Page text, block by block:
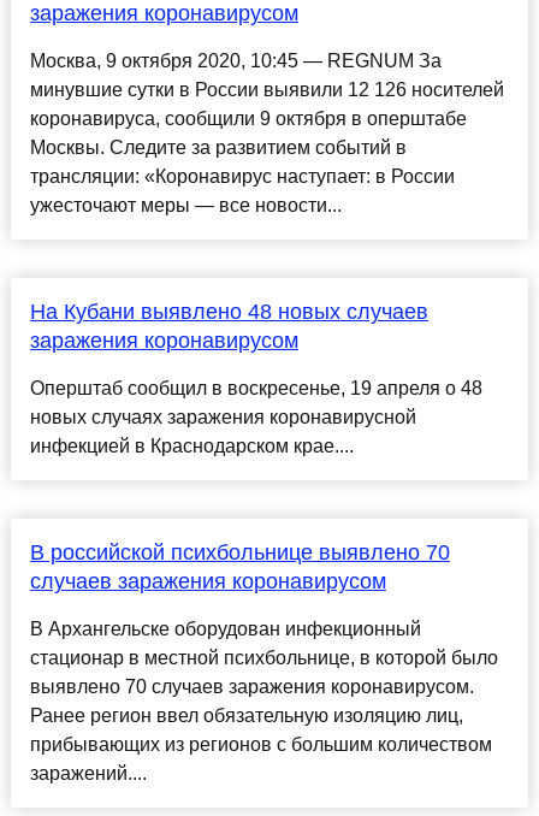
заражения коронавирусом
Москва, 9 октября 2020, 10:45 — REGNUM За
минувшие сутки в России выявили 12 126 носителей
коронавируса, сообщили 9 октября в оперштабе
Москвы. Следите за развитием событий в
трансляции: «Коронавирус наступает: в России
ужесточают меры — все новости...
На Кубани выявлено 48 новых случаев
заражения коронавирусом
Оперштаб сообщил в воскресенье, 19 апреля о 48
новых случаях заражения коронавирусной
инфекцией в Краснодарском крае....
В российской психбольнице выявлено 70
случаев заражения коронавирусом
В Архангельске оборудован инфекционный
стационар в местной психбольнице, в которой было
выявлено 70 случаев заражения коронавирусом.
Ранее регион ввел обязательную изоляцию лиц,
прибывающих из регионов с большим количеством
заражений....